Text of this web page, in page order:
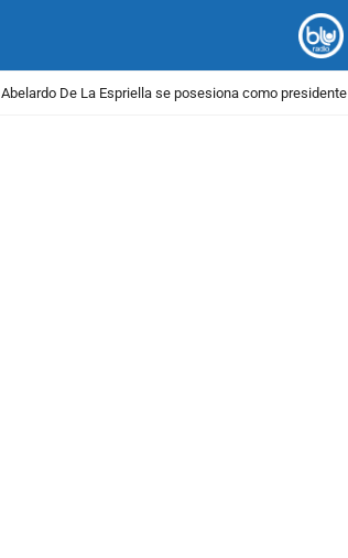
Abelardo De La Espriella se posesiona como presidente